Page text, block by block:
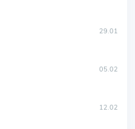
29.01
05.02
12.02